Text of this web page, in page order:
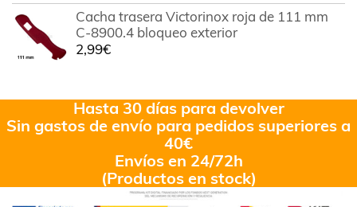
Cacha trasera Victorinox roja de 111 mm
C-8900.4 bloqueo exterior
2,99€
Hasta 30 días para devolver
Sin gastos de envío para pedidos superiores a
40€
Envíos en 24/72h
(Productos en stock)